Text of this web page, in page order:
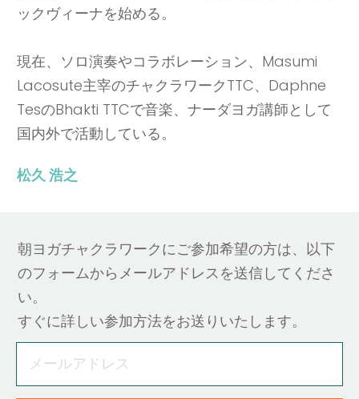
ックヴィーナを始める。
現在、ソロ演奏やコラボレーション、Masumi
Lacosute主宰のチャクラワークTTC、Daphne
TesのBhakti TTCで音楽、ナーダヨガ講師として
国内外で活動している。
松久 浩之
朝ヨガチャクラワークにご参加希望の方は、以下
のフォームからメールアドレスを送信してくださ
い。
すぐに詳しい参加方法をお送りいたします。